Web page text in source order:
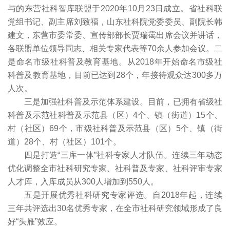
与的东营社科智库联盟于2020年10月23日成立。省社科联
党组书记、副主席刘致福，山东社科院党委委员、副院长韩
建文，东营市委常委、宣传部部长贾瑞霭出席会议并讲话，
各联盟单位领导同志、相关专家代表等70余人参加会议。二
是命名市级社科普及教育基地。从2018年开始命名市级社
科普及教育基地，目前已达到28个，年接待观众达300多万
人次。
三是加强社科普及示范体系建设。目前，已拥有省级社
科普及示范社科普及示范县（区）4个、镇（街道）15个、
村（社区）69个，市级社科普及示范县（区）5个、镇（街
道）28个、村（社区）101个。
四是打造“三库一体”社科专家人才队伍。连续三年动态
优化调整全市社科研究专家、社科普及专家、社科评审专家
人才库，入库成员从300人增加到550人。
五是开展优秀社科研究专家评选。自2018年起，连续
三年共评选出30名优秀专家，在全市社科研究领域形成了良
好“头雁”效应。